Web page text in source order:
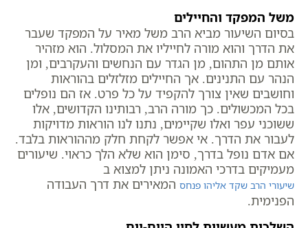
משל המפקד והחיילים
בסיום השיעור מביא הרב משל מאיר על המפקד שעבר
את הדרך והוא מורה לחייליו את המסלול. הוא מזהיר
אותם מן התהום, מן הגדר עם הנחשים והעקרבים, ומן
הנהר עם התנינים. אך החיילים מזלזלים בהוראות
וחושבים שאין צורך להקפיד על כל פרט. אז הם נופלים
בכל המכשולים. כך מורה הרב, רבותינו הקדושים, אלו
ששוכני עפר ואלו שקיימים, נתנו לנו הוראות מדויקות
לעבור את הדרך. אי אפשר לקחת חלק מההוראות בלבד.
אם אדם נופל בדרך, סימן הוא שלא הלך כראוי. שיעורים
מעמיקים בדרכי האמונה ניתן למצוא ב
שיעורי הרב שקד אליהו פנחס המאירים את דרך העבודה
הפנימית.